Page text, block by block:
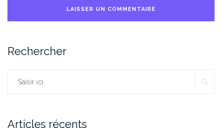
Rechercher
Rechercher :
Articles récents